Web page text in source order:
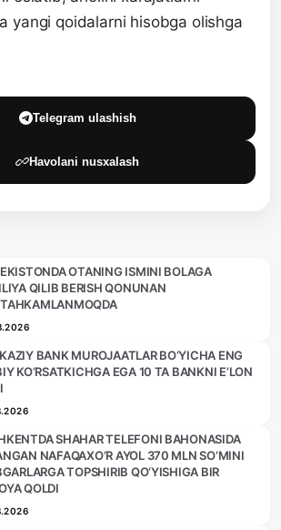
yangi qoidalarni hisobga olishga
Telegram ulashish
Havolani nusxalash
OTANING ISMINI BOLAGA
QILIB BERISH QONUNAN
BANK MUROJAATLAR BO‘YICHA ENG
KO‘RSATKICHGA EGA 10 TA BANKNI E’LON
SHAHAR TELEFONI BAHONASIDA
NAFAQAXO‘R AYOL 370 MLN SO‘MINI
TOPSHIRIB QO‘YISHIGA BIR
QOLDI